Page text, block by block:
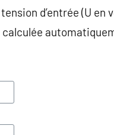
tension d’entrée (U